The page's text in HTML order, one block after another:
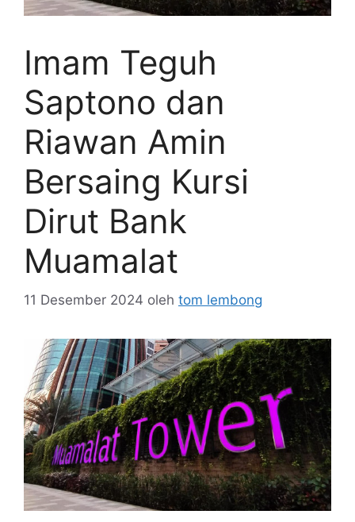
Imam Teguh
Saptono dan
Riawan Amin
Bersaing Kursi
Dirut Bank
Muamalat
11 Desember 2024 oleh tom lembong